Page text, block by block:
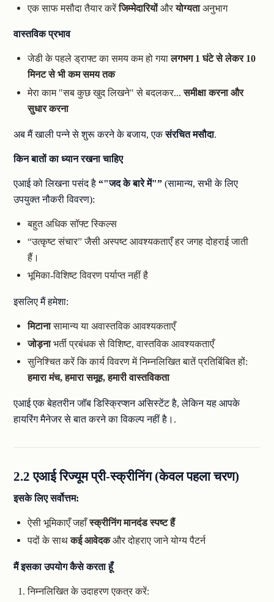
एक साफ मसौदा तैयार करेंजिम्मेदारियोंऔरयोग्यताअनुभाग
वास्तविक प्रभाव
जेडी के पहले ड्राफ्ट का समय कम हो गयालगभग 1 घंटे से लेकर 10
मिनट से भी कम समय तक
मेरा काम "सब कुछ खुद लिखने" से बदलकर...समीक्षा करना और
सुधार करना
अब मैं खाली पन्ने से शुरू करने के बजाय, एकसंरचित मसौदा.
किन बातों का ध्यान रखना चाहिए
एआई को लिखना पसंद है“"जद के बारे में"” (सामान्य, सभी के लिए
उपयुक्त नौकरी विवरण):
बहुत अधिक सॉफ्ट स्किल्स
“उत्कृष्ट संचार” जैसी अस्पष्ट आवश्यकताएँ हर जगह दोहराई जाती
हैं।
भूमिका-विशिष्ट विवरण पर्याप्त नहीं है
इसलिए मैं हमेशा:
मिटानासामान्य या अवास्तविक आवश्यकताएँ
जोड़नाभर्ती प्रबंधक से विशिष्ट, वास्तविक आवश्यकताएँ
सुनिश्चित करें कि कार्य विवरण में निम्नलिखित बातें प्रतिबिंबित हों:
हमारा मंच, हमारा समूह, हमारी वास्तविकता
एआई एक बेहतरीन जॉब डिस्क्रिप्शन असिस्टेंट है, लेकिन यह आपके
हायरिंग मैनेजर से बात करने का विकल्प नहीं है।.
2.2 एआई रिज्यूम प्री-स्क्रीनिंग (केवल पहला चरण)
इसके लिए सर्वोत्तम:
ऐसी भूमिकाएँ जहाँस्क्रीनिंग मानदंड स्पष्ट हैं
पदों के साथकई आवेदकऔर दोहराए जाने योग्य पैटर्न
मैं इसका उपयोग कैसे करता हूँ
निम्नलिखित के उदाहरण एकत्र करें: